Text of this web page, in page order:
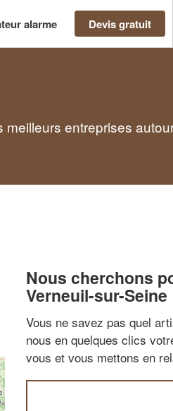
alarme Devis gratuit
entreprises
Nous cherchons
Verneuil-sur-Seine
Vous ne savez pas quel
nous en quelques clics
vous et vous mettons en